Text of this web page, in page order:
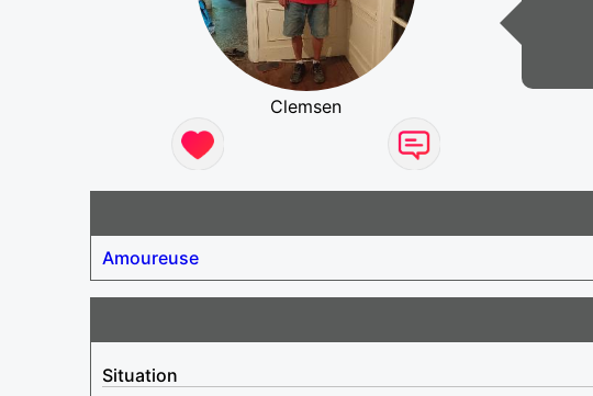
Clemsen
Amoureuse
Situation